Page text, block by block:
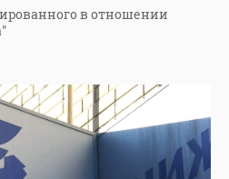
в отношении